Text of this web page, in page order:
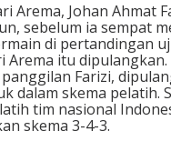
Arema, Johan Ahmat
sebelum ia sempat
di pertandingan
Arema itu dipulangkan.
Farizi,
dalam skema pelatih.
tim nasional
skema 3-4-3.